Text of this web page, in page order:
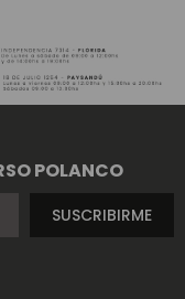
POLANCO
SUSCRIBIRME